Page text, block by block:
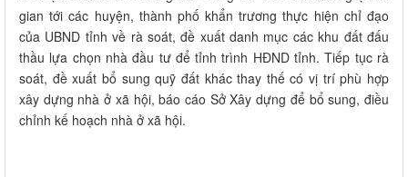
gian tới các huyện, thành phố khẩn trương thực hiện chỉ đạo
của UBND tỉnh về rà soát, đề xuất danh mục các khu đất đấu
thầu lựa chọn nhà đầu tư để tỉnh trình HĐND tỉnh. Tiếp tục rà
soát, đề xuất bổ sung quỹ đất khác thay thế có vị trí phù hợp
xây dựng nhà ở xã hội, báo cáo Sở Xây dựng để bổ sung, điều
chỉnh kế hoạch nhà ở xã hội.